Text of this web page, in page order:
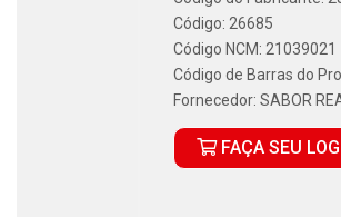
Código: 26685
Código NCM: 21039021
Código de Barras do
Fornecedor: SABOR
FAÇA SEU